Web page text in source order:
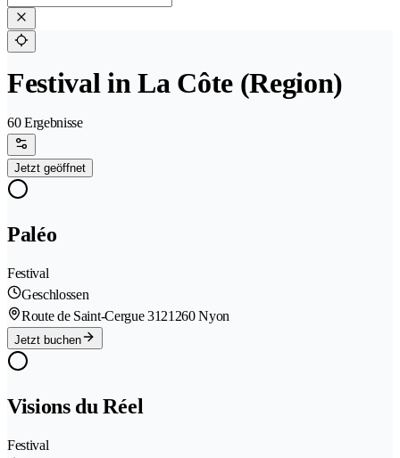
Festival in La Côte (Region)
60 Ergebnisse
Jetzt geöffnet
Paléo
Festival
Geschlossen
Route de Saint-Cergue 3121260 Nyon
Jetzt buchen
Visions du Réel
Festival